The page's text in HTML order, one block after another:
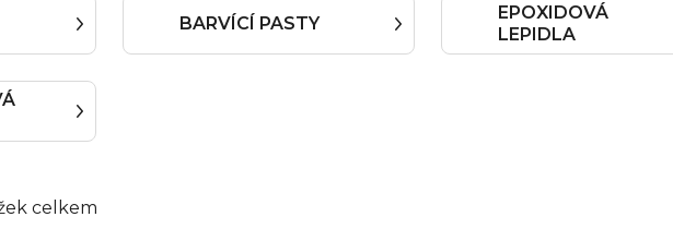
BARVÍCÍ PASTY
EPOXIDOVÁ
LEPIDLA
celkem